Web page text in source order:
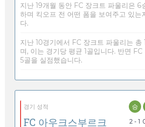
지난 19개월 동안 FC 장크트 파울리은 6
하며 킥오프 전 어떤 폼을 보여주고 있는
다.
지난 10경기에서 FC 장크트 파울리는 총
며, 이는 경기당 평균 1골입니다. 반면
5골을 실점했습니다.
경기 성적
FC 아우크스부르크
승
2 - 1